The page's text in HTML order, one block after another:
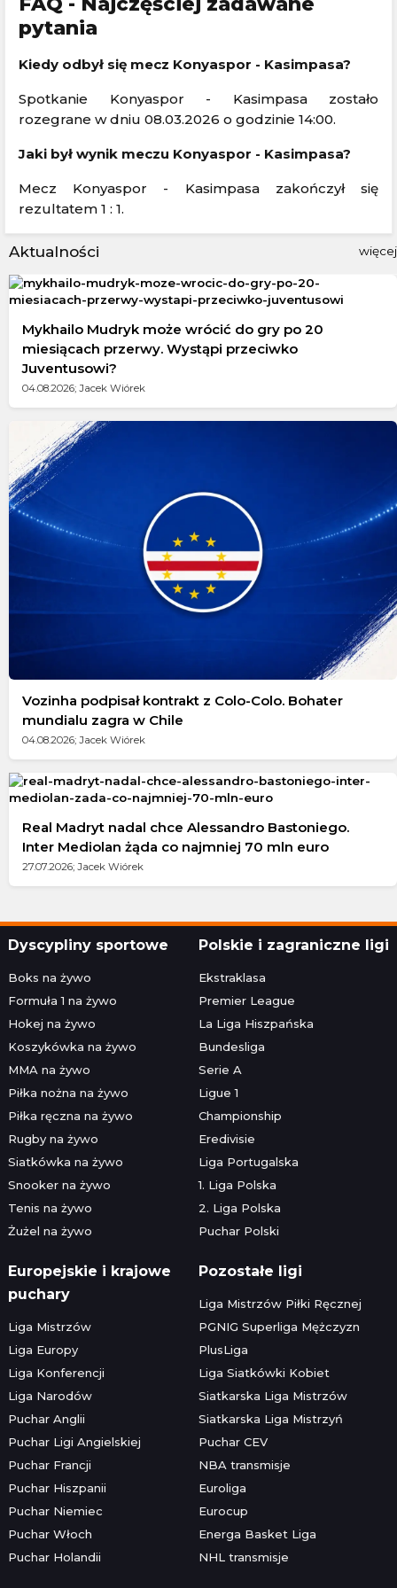
pytania
Kiedy odbył się mecz Konyaspor - Kasimpasa?
Spotkanie Konyaspor - Kasimpasa zostało
rozegrane w dniu 08.03.2026 o godzinie 14:00.
Jaki był wynik meczu Konyaspor - Kasimpasa?
Mecz Konyaspor - Kasimpasa zakończył się
rezultatem 1 : 1.
Aktualności więcej
Mykhailo Mudryk może wrócić do gry po 20
miesiącach przerwy. Wystąpi przeciwko
Juventusowi?
04.08.2026; Jacek Wiórek
Vozinha podpisał kontrakt z Colo-Colo. Bohater
mundialu zagra w Chile
04.08.2026; Jacek Wiórek
Real Madryt nadal chce Alessandro Bastoniego.
Inter Mediolan żąda co najmniej 70 mln euro
27.07.2026; Jacek Wiórek
Dyscypliny sportowe
Boks na żywo
Formuła 1 na żywo
Hokej na żywo
Koszykówka na żywo
MMA na żywo
Piłka nożna na żywo
Piłka ręczna na żywo
Rugby na żywo
Siatkówka na żywo
Snooker na żywo
Tenis na żywo
Żużel na żywo
Polskie i zagraniczne ligi
Ekstraklasa
Premier League
La Liga Hiszpańska
Bundesliga
Serie A
Ligue 1
Championship
Eredivisie
Liga Portugalska
1. Liga Polska
2. Liga Polska
Puchar Polski
Europejskie i krajowe
puchary
Liga Mistrzów
Liga Europy
Liga Konferencji
Liga Narodów
Puchar Anglii
Puchar Ligi Angielskiej
Puchar Francji
Puchar Hiszpanii
Puchar Niemiec
Puchar Włoch
Puchar Holandii
Pozostałe ligi
Liga Mistrzów Piłki Ręcznej
PGNIG Superliga Mężczyzn
PlusLiga
Liga Siatkówki Kobiet
Siatkarska Liga Mistrzów
Siatkarska Liga Mistrzyń
Puchar CEV
NBA transmisje
Euroliga
Eurocup
Energa Basket Liga
NHL transmisje